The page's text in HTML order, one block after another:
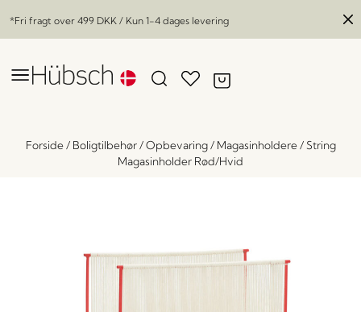
*Fri fragt over 499 DKK / Kun 1-4 dages levering
Forside/ Boligtilbehør/Opbevaring/ Magasinholdere/ String
Magasinholder Rød/Hvid